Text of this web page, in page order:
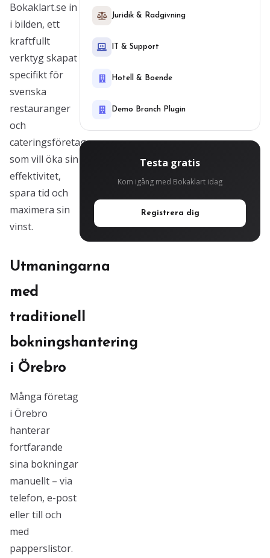
Bokaklart.se in
i bilden, ett
kraftfullt
verktyg skapat
specifikt för
svenska
restauranger
och
cateringsföretag
som vill öka sin
effektivitet,
spara tid och
maximera sin
vinst.
Utmaningarna
med
traditionell
bokningshantering
i Örebro
Många företag
i Örebro
hanterar
fortfarande
sina bokningar
manuellt – via
telefon, e-post
eller till och
med
papperslistor.
Juridik & Radgivning
IT & Support
Hotell & Boende
Demo Branch Plugin
Testa gratis
Kom igång med Bokaklart idag
Registrera dig